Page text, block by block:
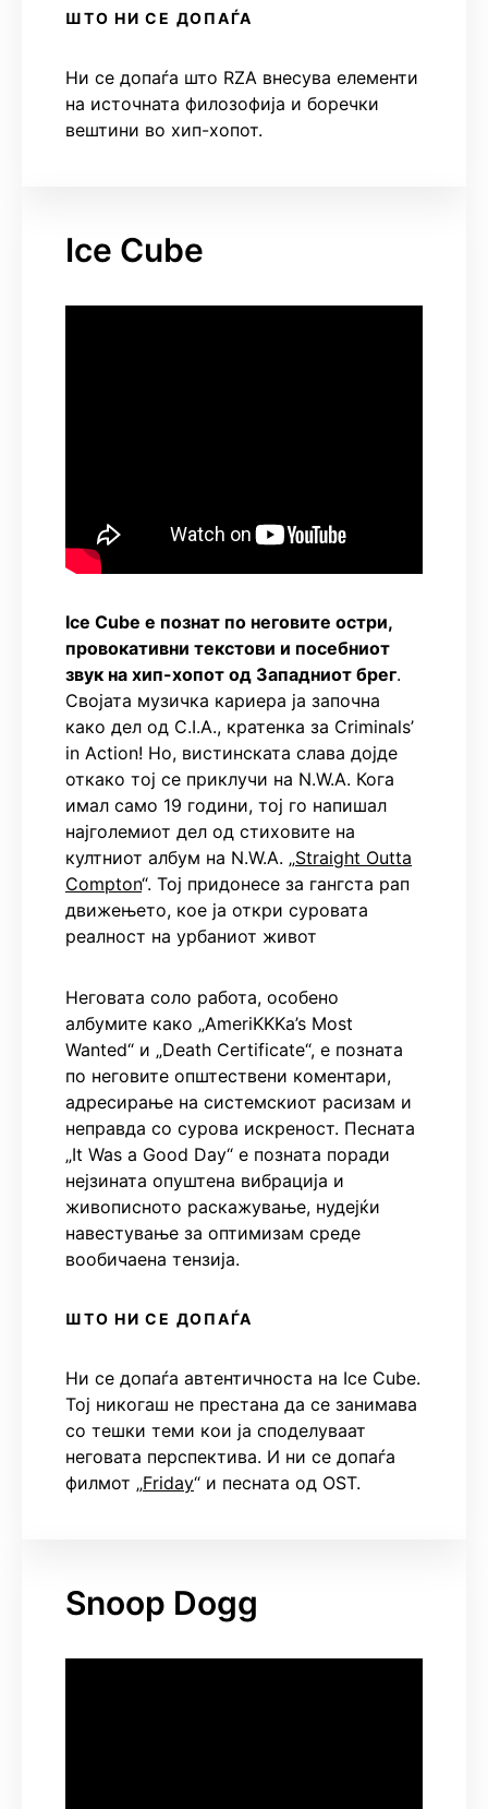
ШТО НИ СЕ ДОПАЃА
Ни се допаѓа што RZA внесува елементи
на источната филозофија и боречки
вештини во хип-хопот.
Ice Cube
Ice Cube е познат по неговите остри,
провокативни текстови и посебниот
звук на хип-хопот од Западниот брег.
Својата музичка кариера ја започна
како дел од C.I.A., кратенка за Criminals’
in Action! Но, вистинската слава дојде
откако тој се приклучи на N.W.A. Кога
имал само 19 години, тој го напишал
најголемиот дел од стиховите на
култниот албум на N.W.A. „Straight Outta
Compton“. Тој придонесе за гангста рап
движењето, кое ја откри суровата
реалност на урбаниот живот
Неговата соло работа, особено
албумите како „AmeriKKKa’s Most
Wanted“ и „Death Certificate“, е позната
по неговите општествени коментари,
адресирање на системскиот расизам и
неправда со сурова искреност. Песната
„It Was a Good Day“ е позната поради
нејзината опуштена вибрација и
живописното раскажување, нудејќи
навестување за оптимизам среде
вообичаена тензија.
ШТО НИ СЕ ДОПАЃА
Ни се допаѓа автентичноста на Ice Cube.
Тој никогаш не престана да се занимава
со тешки теми кои ја споделуваат
неговата перспектива. И ни се допаѓа
филмот „Friday“ и песната од OST.
Snoop Dogg